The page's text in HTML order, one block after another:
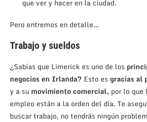
que ver y hacer en la ciudad.
Pero entremos en detalle…
Trabajo y sueldos
¿Sabías que Limerick es uno de los
negocios en Irlanda? Esto es gracias al
y a su movimiento comercial, por lo que
empleo están a la orden del día. Te
buscar trabajo, no tendrás ningún